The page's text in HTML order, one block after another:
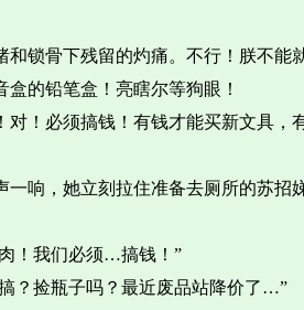
锁骨下残留的灼痛。不行！朕不能
的铅笔盒！亮瞎尔等狗眼！
！必须搞钱！有钱才能买新文具，
响，她立刻拉住准备去厕所的苏招
！我们必须…搞钱！”
？捡瓶子吗？最近废品站降价了…”